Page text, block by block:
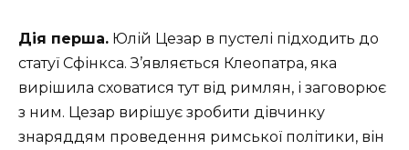
Дія перша. Юлій Цезар в пустелі підходить до
статуї Сфінкса. З’являється Клеопатра, яка
вирішила сховатися тут від римлян, і заговорює
з ним. Цезар вирішує зробити дівчинку
знаряддям проведення римської політики, він